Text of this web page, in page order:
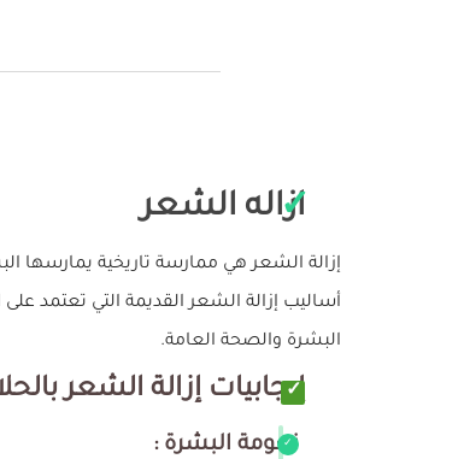
ازاله الشعر
إزالة الشعر هي ممارسة تاريخية يمارسها
أساليب إزالة الشعر القديمة التي تعتمد
البشرة والصحة العامة.
إيجابيات إزالة الشعر
نعومة البشرة :